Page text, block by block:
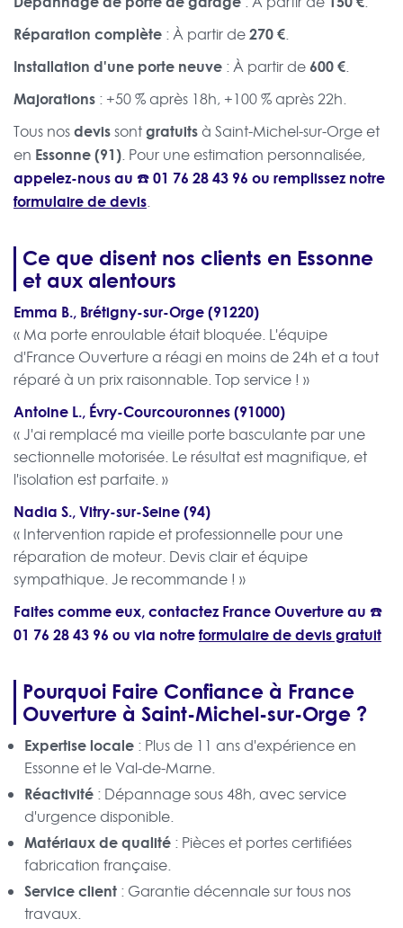
Réparation complète : À partir de270 €.
Installation d'une porte neuve : À partir de600 €.
Majorations : +50 % après 18h, +100 % après 22h.
Tous nosdevissontgratuitsà Saint-Michel-sur-Orge et
en Essonne (91). Pour une estimation personnalisée,
appelez-nous au ☎️01 76 28 43 96 ou remplissez notre
formulaire de devis.
Ce que disent nos clients en Essonne
et aux alentours
Emma B., Brétigny-sur-Orge (91220)
« Ma porte enroulable était bloquée. L'équipe
d'France Ouverture a réagi en moins de 24h et a tout
réparé à un prix raisonnable. Top service ! »
Antoine L., Évry-Courcouronnes (91000)
« J'ai remplacé ma vieille porte basculante par une
sectionnelle motorisée. Le résultat est magnifique, et
l'isolation est parfaite. »
Nadia S., Vitry-sur-Seine (94)
« Intervention rapide et professionnelle pour une
réparation de moteur. Devis clair et équipe
sympathique. Je recommande ! »
Faites comme eux, contactez France Ouverture au ☎️
01 76 28 43 96 ou via notreformulaire de devis gratuit
Pourquoi Faire Confiance à France
Ouverture à Saint-Michel-sur-Orge ?
Expertise locale : Plus de 11 ans d'expérience en
Essonne et le Val-de-Marne.
Réactivité : Dépannage sous 48h, avec service
d'urgence disponible.
Matériaux de qualité : Pièces et portes certifiées
fabrication française.
Service client : Garantie décennale sur tous nos
travaux.